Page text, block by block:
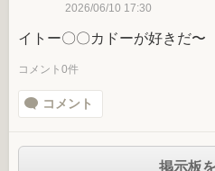
2026/06/10 17:30
イトー〇〇カドーが好きだ〜
コメント0件
コメント
掲示板